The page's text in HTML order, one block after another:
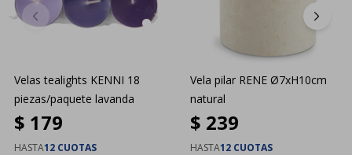
Velas tealights KENNI 18
piezas/paquete lavanda
$ 179
HASTA12 CUOTAS
Vela pilar RENE Ø7xH10cm
natural
$ 239
HASTA12 CUOTAS